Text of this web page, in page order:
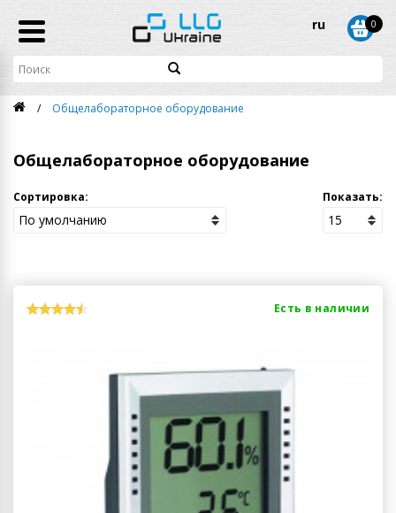
ru 0
Общелабораторное оборудование
Общелабораторное оборудование
Сортировка: Показать:
Есть в наличии